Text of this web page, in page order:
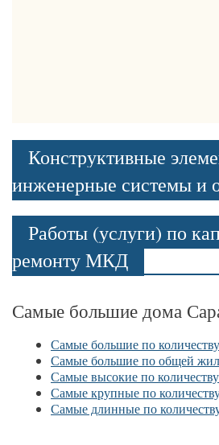
Конструктивные
инженерные системы и
Работы (услуги) по
ремонту МКД
Самые большие дома
Самые большие по
Самые большие по общей
Самые высокие по
Самые крупные по
Самые длинные по